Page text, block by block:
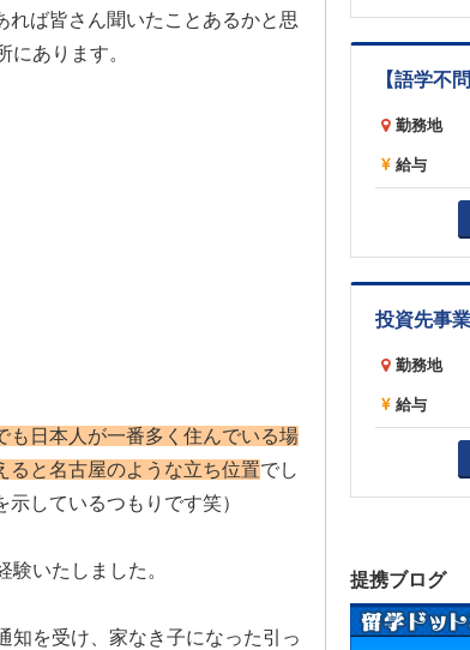
れば皆さん聞いたことあるかと思
あります。
も日本人が一番多く住んでいる場
ると名古屋のような立ち位置でし
しているつもりです笑）
いたしました。
知を受け、家なき子になった引っ
勤務地
給与
勤務地
給与
提携ブログ